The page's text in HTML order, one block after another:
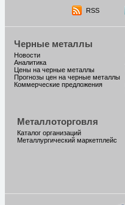
RSS
Черные металлы
Новости
Аналитика
Цены на черные металлы
Прогнозы цен на черные металлы
Коммерческие предложения
Металлоторговля
Каталог организаций
Металлургический маркетплейс